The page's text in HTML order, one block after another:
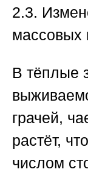
2.3.
массовых
В тёплые
грачей,
растёт,
числом